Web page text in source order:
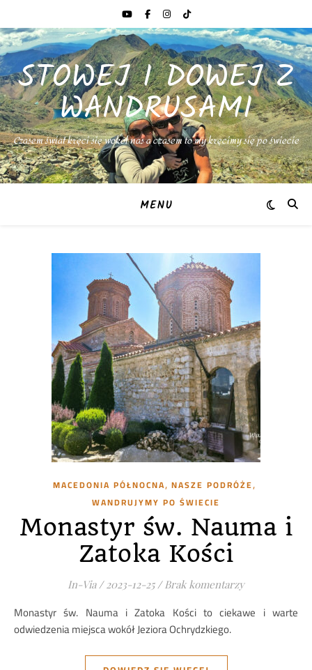
STOWEJ I DOWEJ Z
WANDRUSAMI
Czasem świat kręci się wokół nas a czasem to my kręcimy się po świecie
MENU
MACEDONIA PÓŁNOCNA, NASZE PODRÓŻE,
WANDRUJYMY PO ŚWIECIE
Monastyr św. Nauma i
Zatoka Kości
In-Via / 2023-12-25 / Brak komentarzy
Monastyr św. Nauma i Zatoka Kości to ciekawe i warte
odwiedzenia miejsca wokół Jeziora Ochrydzkiego.